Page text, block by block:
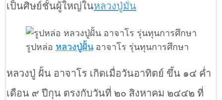
เป็นศิษย์ชั้นผู้ใหญ่ในหลวงปู่มั่น
รูปหล่อ หลวงปู่ฝั้นอาจาโร รุ่นทุนการศึกษา
หลวงปู่ ฝั้น อาจาโร เกิดเมื่อวันอาทิตย์ ขึ้น ๑๔ ค่ำ
เดือน ๙ ปีกุน ตรงกับวันที่ ๒๐ สิงหาคม ๒๔๔๒ ที่